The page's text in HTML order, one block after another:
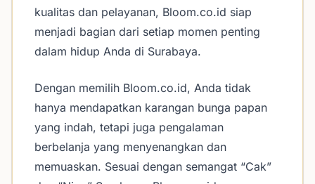
kualitas dan pelayanan, Bloom.co.id siap
menjadi bagian dari setiap momen penting
dalam hidup Anda di Surabaya.
Dengan memilih Bloom.co.id, Anda tidak
hanya mendapatkan karangan bunga papan
yang indah, tetapi juga pengalaman
berbelanja yang menyenangkan dan
memuaskan. Sesuai dengan semangat “Cak”